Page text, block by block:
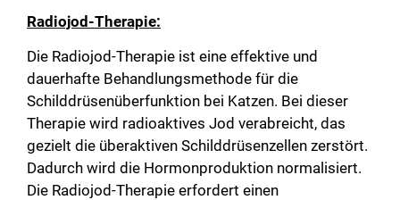
Radiojod-Therapie:
Die Radiojod-Therapie ist eine effektive und
dauerhafte Behandlungsmethode für die
Schilddrüsenüberfunktion bei Katzen. Bei dieser
Therapie wird radioaktives Jod verabreicht, das
gezielt die überaktiven Schilddrüsenzellen zerstört.
Dadurch wird die Hormonproduktion normalisiert.
Die Radiojod-Therapie erfordert einen